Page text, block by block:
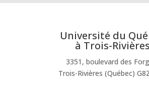
Université du
à Trois-Rivières
3351, boulevard des
Trois-Rivières (Québec)